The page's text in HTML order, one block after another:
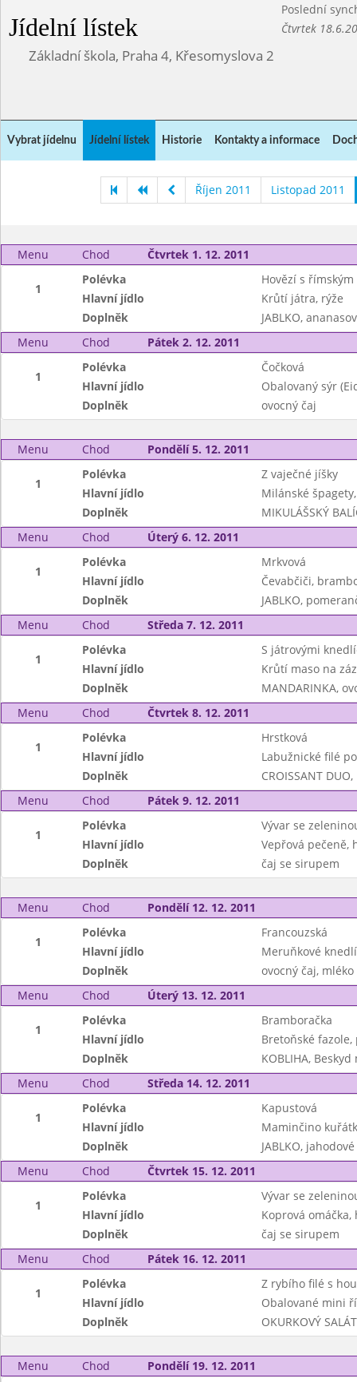
Jídelní lístek
Poslední
Čtvrtek
Základní škola, Praha 4, Křesomyslova 2
Vybrat jídelnu Jídelní lístek Historie Kontakty a informace
Říjen 2011 Listopad 2011
Menu Chod Čtvrtek 1. 12. 2011
1
Polévka
Hovězí s
Hlavní jídlo
Krůtí játra, rýže
Doplněk
JABLKO,
Menu
Chod Pátek 2. 12. 2011
1
Polévka
Čočková
Hlavní jídlo
Obalovaný sýr
Doplněk
ovocný čaj
Menu Chod Pondělí 5. 12. 2011
1
Polévka
Z vaječné jíšky
Hlavní jídlo
Milánské
Doplněk
MIKULÁŠSKÝ
Menu
Chod Úterý 6. 12. 2011
1
Polévka
Mrkvová
Hlavní jídlo
Čevabčiči,
Doplněk
JABLKO,
Menu
Chod Středa 7. 12. 2011
1
Polévka
S játrovými
Hlavní jídlo
Krůtí maso na
Doplněk
MANDARINKA,
Menu
Chod Čtvrtek 8. 12. 2011
1
Polévka
Hrstková
Hlavní jídlo
Labužnické filé
Doplněk
CROISSANT
Menu
Chod Pátek 9. 12. 2011
1
Polévka
Vývar se
Hlavní jídlo
Vepřová pečeně,
Doplněk
čaj se sirupem
Menu Chod Pondělí 12. 12. 2011
1
Polévka
Francouzská
Hlavní jídlo
Meruňkové
Doplněk
ovocný čaj, mléko
Menu
Chod Úterý 13. 12. 2011
1
Polévka
Bramboračka
Hlavní jídlo
Bretoňské fazole,
Doplněk
KOBLIHA,
Menu
Chod Středa 14. 12. 2011
1
Polévka
Kapustová
Hlavní jídlo
Maminčino
Doplněk
JABLKO,
Menu
Chod Čtvrtek 15. 12. 2011
1
Polévka
Vývar se
Hlavní jídlo
Koprová
Doplněk
čaj se sirupem
Menu
Chod Pátek 16. 12. 2011
1
Polévka
Z rybího filé s
Hlavní jídlo
Obalované mini
Doplněk
OKURKOVÝ
Menu Chod Pondělí 19. 12. 2011